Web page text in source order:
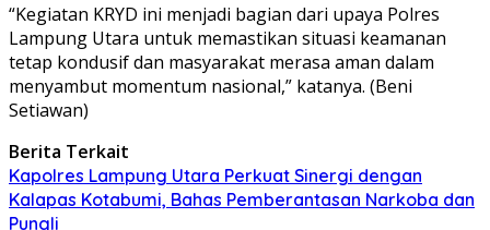
“Kegiatan KRYD ini menjadi bagian dari upaya Polres
Lampung Utara untuk memastikan situasi keamanan
tetap kondusif dan masyarakat merasa aman dalam
menyambut momentum nasional,” katanya. (Beni
Setiawan)
Berita Terkait
Kapolres Lampung Utara Perkuat Sinergi dengan
Kalapas Kotabumi, Bahas Pemberantasan Narkoba dan
Pungli